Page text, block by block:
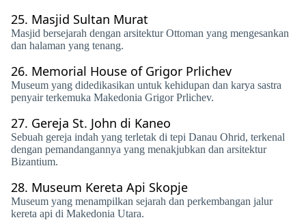
25. Masjid Sultan Murat
Masjid bersejarah dengan arsitektur Ottoman yang mengesankan
dan halaman yang tenang.
26. Memorial House of Grigor Prlichev
Museum yang didedikasikan untuk kehidupan dan karya sastra
penyair terkemuka Makedonia Grigor Prlichev.
27. Gereja St. John di Kaneo
Sebuah gereja indah yang terletak di tepi Danau Ohrid, terkenal
dengan pemandangannya yang menakjubkan dan arsitektur
Bizantium.
28. Museum Kereta Api Skopje
Museum yang menampilkan sejarah dan perkembangan jalur
kereta api di Makedonia Utara.